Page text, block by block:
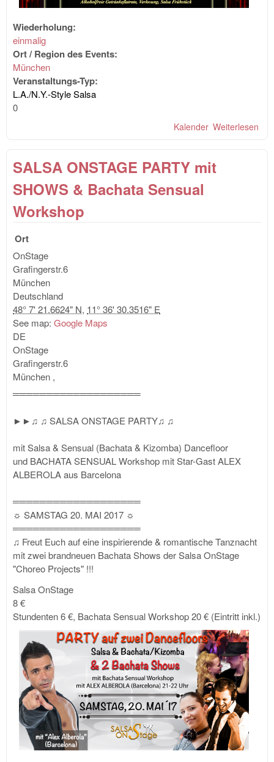
Wiederholung:
einmalig
Ort / Region des Events:
München
Veranstaltungs-Typ:
L.A./N.Y.-Style Salsa
0
Weiterlesen
Kalender
SALSA ONSTAGE PARTY mit
SHOWS & Bachata Sensual
Workshop
Ort
OnStage
Grafingerstr.6
München
Deutschland
48° 7' 21.6624" N, 11° 36' 30.3516" E
See map: Google Maps
DE
OnStage
Grafingerstr.6
München ,
═══════════════════
►►♫ ♫ SALSA ONSTAGE PARTY♫ ♫
mit Salsa & Sensual (Bachata & Kizomba) Dancefloor
und BACHATA SENSUAL Workshop mit Star-Gast ALEX
ALBEROLA aus Barcelona
═══════════════════
☼ SAMSTAG 20. MAI 2017 ☼
═══════════════════
♫ Freut Euch auf eine inspirierende & romantische Tanznacht
mit zwei brandneuen Bachata Shows der Salsa OnStage
"Choreo Projects" !!!
Salsa OnStage
8 €
Stundenten 6 €, Bachata Sensual Workshop 20 € (Eintritt inkl.)